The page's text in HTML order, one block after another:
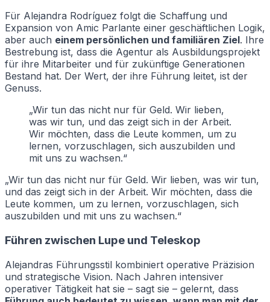
Für Alejandra Rodríguez folgt die Schaffung und
Expansion von Amic Parlante einer geschäftlichen Logik,
aber auch einem persönlichen und familiären Ziel. Ihre
Bestrebung ist, dass die Agentur als Ausbildungsprojekt
für ihre Mitarbeiter und für zukünftige Generationen
Bestand hat. Der Wert, der ihre Führung leitet, ist der
Genuss.
„Wir tun das nicht nur für Geld. Wir lieben,
was wir tun, und das zeigt sich in der Arbeit.
Wir möchten, dass die Leute kommen, um zu
lernen, vorzuschlagen, sich auszubilden und
mit uns zu wachsen.“
„Wir tun das nicht nur für Geld. Wir lieben, was wir tun,
und das zeigt sich in der Arbeit. Wir möchten, dass die
Leute kommen, um zu lernen, vorzuschlagen, sich
auszubilden und mit uns zu wachsen.“
Führen zwischen Lupe und Teleskop
Alejandras Führungsstil kombiniert operative Präzision
und strategische Vision. Nach Jahren intensiver
operativer Tätigkeit hat sie – sagt sie – gelernt, dass